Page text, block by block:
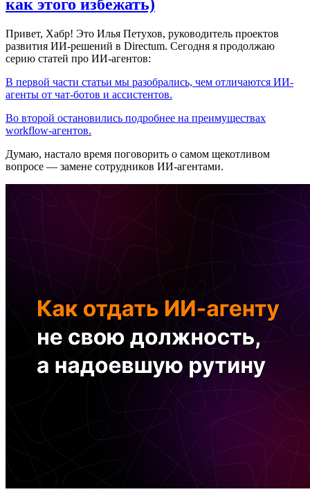
как этого избежать)
Привет, Хабр! Это Илья Петухов, руководитель проектов
развития ИИ-решений в Directum. Сегодня я продолжаю
серию статей про ИИ-агентов:
В первой части статьи мы разобрались, чем отличаются ИИ-
агенты от чат-ботов и ассистентов.
Во второй остановились подробнее на преимуществах
workflow-агентов.
Думаю, настало время поговорить о самом щекотливом
вопросе — замене сотрудников ИИ-агентами.